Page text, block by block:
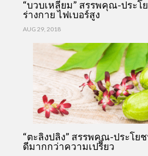
“บวบเหลี่ยม” สรรพคุณ-ประโ
ร่างกาย ไฟเบอร์สูง
AUG 29, 2018
“ตะลิงปลิง” สรรพคุณ-ประโย
ดีมากกว่าความเปรี้ยว